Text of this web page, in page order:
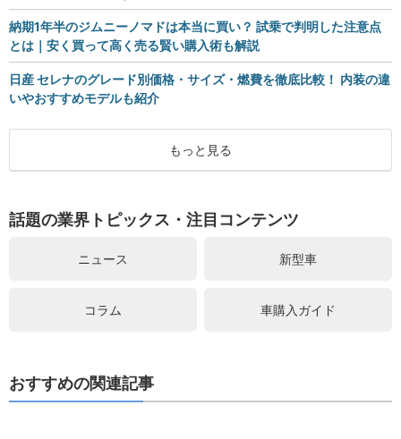
納期1年半のジムニーノマドは本当に買い？ 試乗で判明した注意点
とは｜安く買って高く売る賢い購入術も解説
日産 セレナのグレード別価格・サイズ・燃費を徹底比較！ 内装の違
いやおすすめモデルも紹介
もっと見る
話題の業界トピックス・注目コンテンツ
ニュース 新型車
コラム 車購入ガイド
おすすめの関連記事